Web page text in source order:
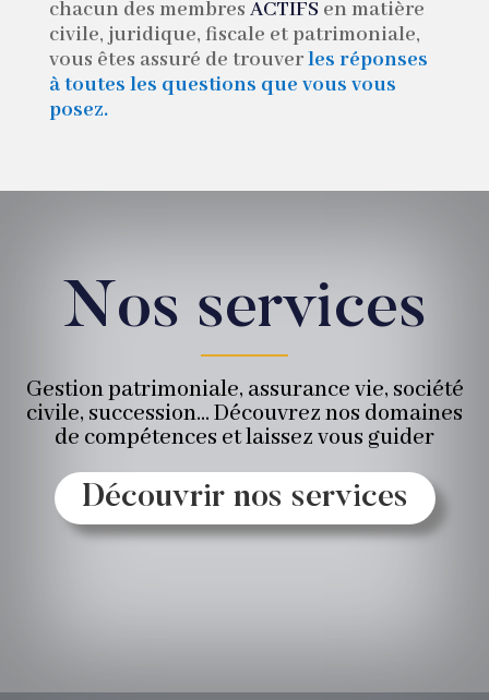
chacun des membres ACTIFS en matière
civile, juridique, fiscale et patrimoniale,
vous êtes assuré de trouverles réponses
à toutes les questions que vous vous
posez.
Nos services
Gestion patrimoniale, assurance vie, société
civile, succession… Découvrez nos domaines
de compétences et laissez vous guider
Découvrir nos services